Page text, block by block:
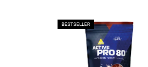
BESTSELLER